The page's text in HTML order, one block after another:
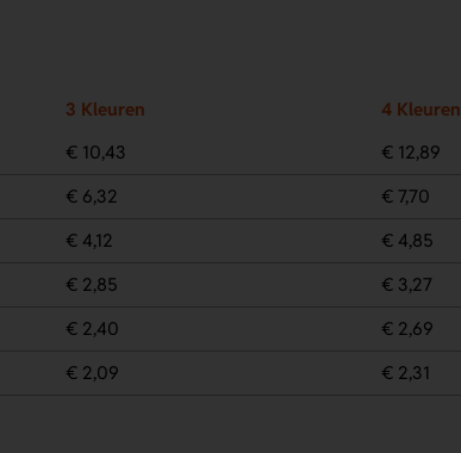
3 Kleuren
4 Kleuren
€ 10,43
€ 12,89
€ 6,32
€ 7,70
€ 4,12
€ 4,85
€ 2,85
€ 3,27
€ 2,40
€ 2,69
€ 2,09 € 2,31